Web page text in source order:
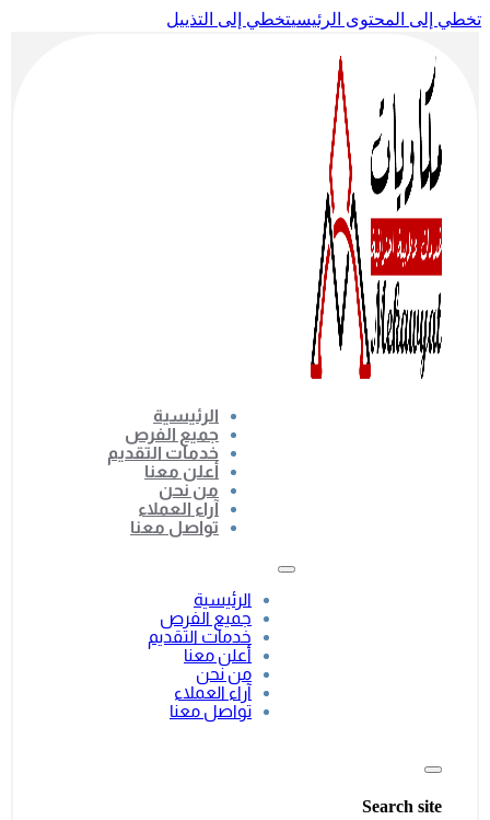
تخطي إلى المحتوى الرئيسيتخطي إلى التذييل
الرئيسية
جميع الفرص
خدمات التقديم
أعلن معنا
من نحن
آراء العملاء
تواصل معنا
الرئيسية
جميع الفرص
خدمات التقديم
أعلن معنا
من نحن
آراء العملاء
تواصل معنا
Search site